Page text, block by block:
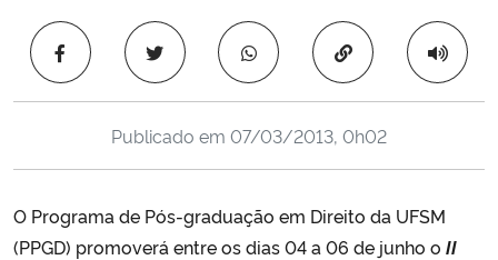
Ministério da Saúde
Ministério de Minas e Energia
Ministério da Ciência, Tecnologia, Inovações e Comunicações
Ministério do Meio Ambiente
Copiar para área
Publicado em 07/03/2013, 0h02
O Programa de Pós-graduação em Direito da UFSM
(PPGD) promoverá entre os dias 04 a 06 de junho o II